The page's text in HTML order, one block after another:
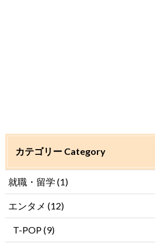
カテゴリー Category
就職・留学 (1)
エンタメ (12)
T-POP(9)